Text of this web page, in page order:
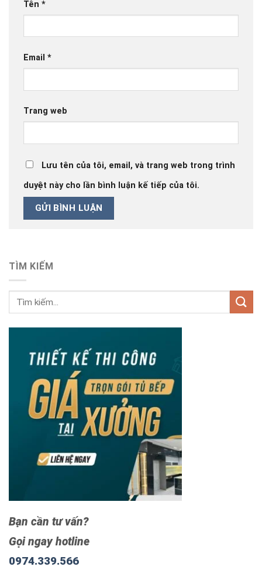
Tên *
Email *
Trang web
Lưu tên của tôi, email, và trang web trong trình
duyệt này cho lần bình luận kế tiếp của tôi.
TÌM KIẾM
Bạn cần tư vấn?
Gọi ngay hotline
0974.339.566